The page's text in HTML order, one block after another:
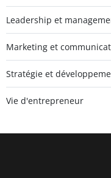
Leadership et
Marketing et
Stratégie et
Vie d'entrepreneur